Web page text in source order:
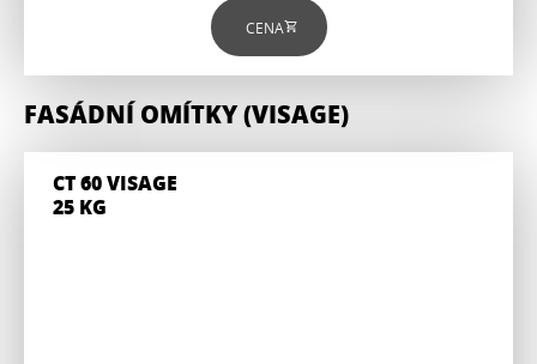
CENA
FASÁDNÍ OMÍTKY (VISAGE)
CT 60 VISAGE
25 KG